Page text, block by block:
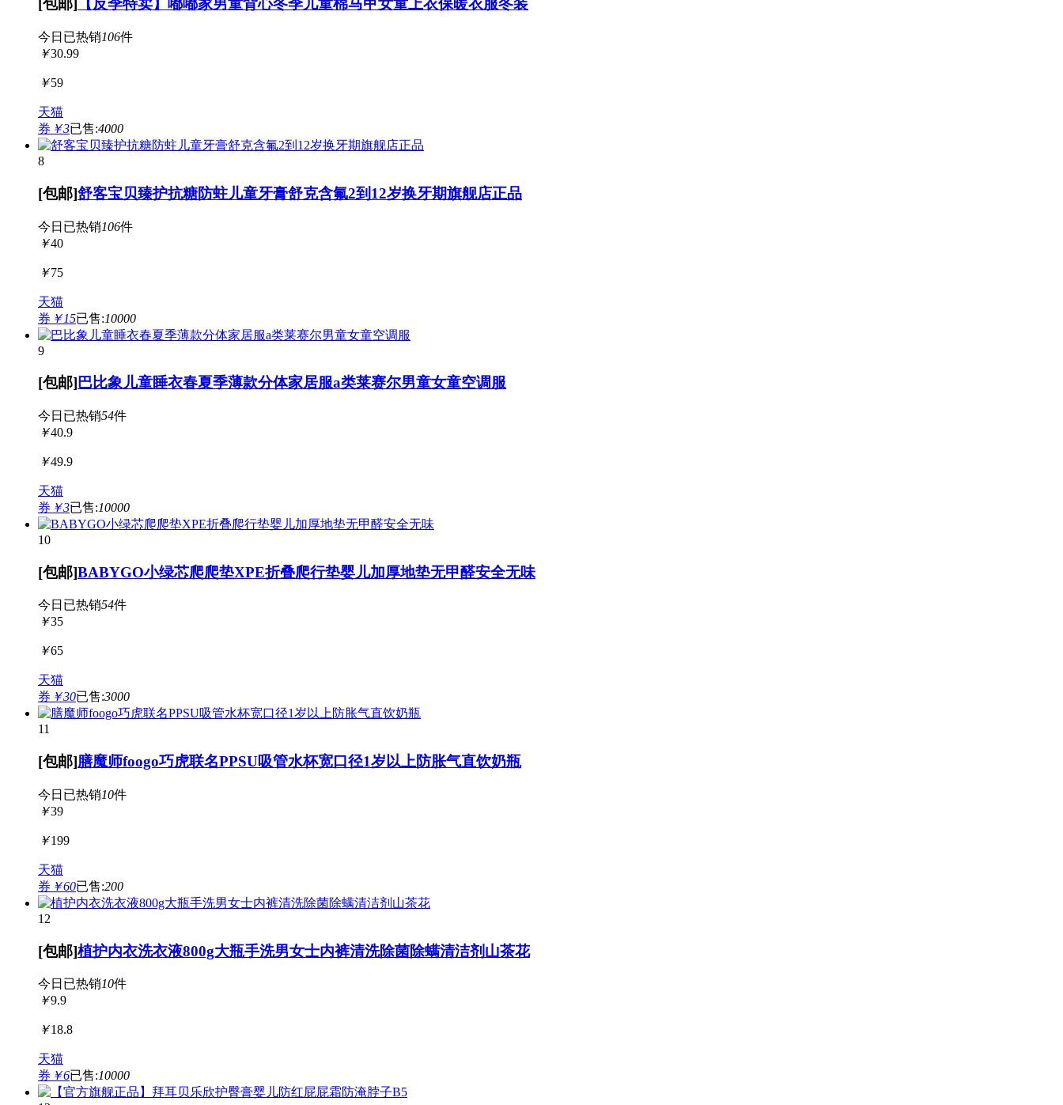
[包邮] 【反季特卖】嘟嘟家男童背心冬季儿童棉马甲女童上衣保暖衣服冬装
今日已热销106件
￥30.99
￥59
天猫
券 ￥3已售:4000
8
[包邮]舒客宝贝臻护抗糖防蛀儿童牙膏舒克含氟2到12岁换牙期旗舰店正品
今日已热销106件
￥40
￥75
天猫
券 ￥15已售:10000
9
[包邮]巴比象儿童睡衣春夏季薄款分体家居服a类莱赛尔男童女童空调服
今日已热销54件
￥40.9
￥49.9
天猫
券 ￥3已售:10000
10
[包邮]BABYGO小绿芯爬爬垫XPE折叠爬行垫婴儿加厚地垫无甲醛安全无味
今日已热销54件
￥35
￥65
天猫
券 ￥30已售:3000
11
[包邮]膳魔师foogo巧虎联名PPSU吸管水杯宽口径1岁以上防胀气直饮奶瓶
今日已热销10件
￥39
￥199
天猫
券 ￥60已售:200
12
[包邮]植护内衣洗衣液800g大瓶手洗男女士内裤清洗除菌除螨清洁剂山茶花
今日已热销10件
￥9.9
￥18.8
天猫
券 ￥6已售:10000